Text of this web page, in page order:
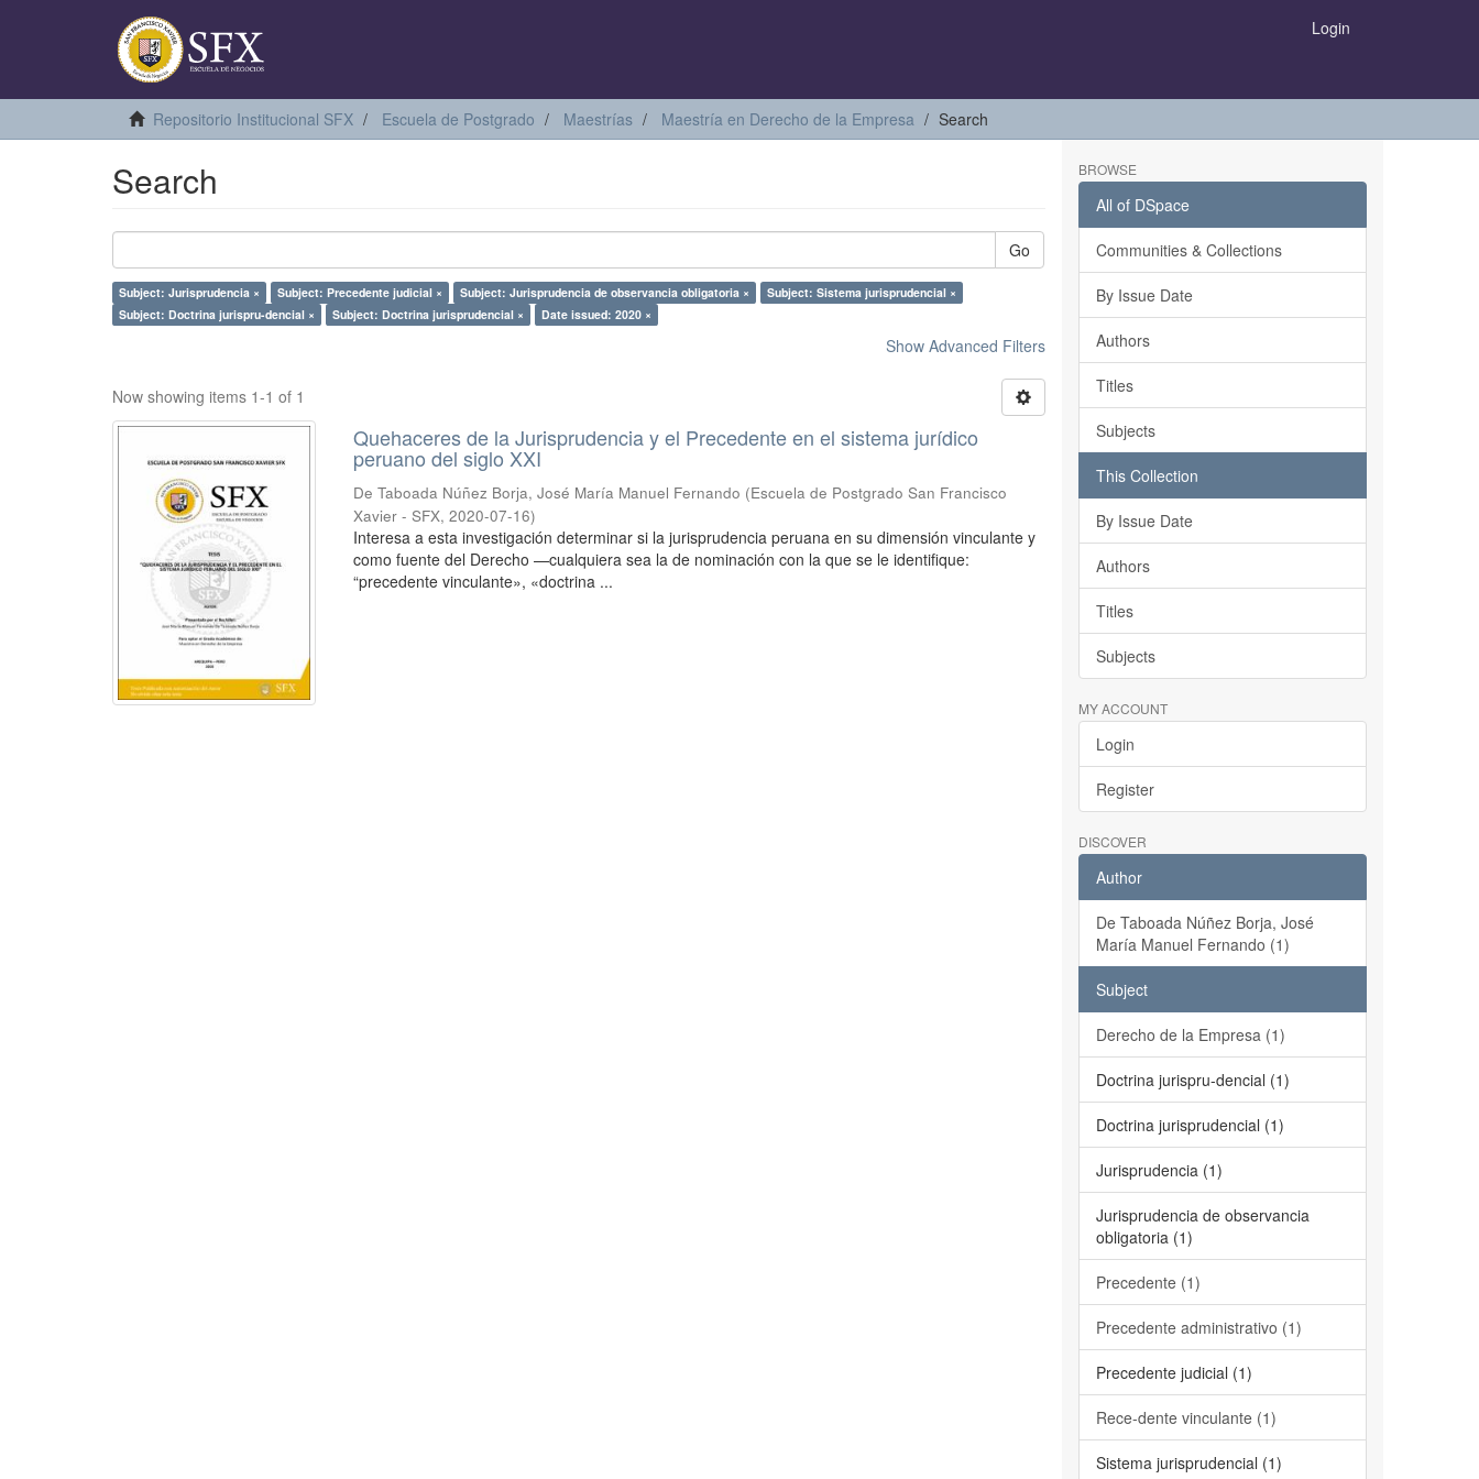
Login
Repositorio Institucional SFX Escuela de Postgrado Maestrías Maestría en Derecho de la Empresa Search
Search
Go
Subject: Jurisprudencia × Subject: Precedente judicial × Subject: Jurisprudencia de observancia obligatoria ×
Subject: Sistema jurisprudencial ×
Subject: Doctrina jurispru-dencial ×
Subject: Doctrina jurisprudencial × Date issued: 2020 ×
Show Advanced Filters
Now showing items 1-1 of 1
Quehaceres de la Jurisprudencia y el Precedente en el sistema jurídico
peruano del siglo XXI
De Taboada Núñez Borja, José María Manuel Fernando (Escuela de Postgrado San Francisco
Xavier - SFX,2020-07-16)
Interesa a esta investigación determinar si la jurisprudencia peruana en su dimensión vinculante y
como fuente del Derecho —cualquiera sea la de nominación con la que se le identifique:
“precedente vinculante», «doctrina ...
BROWSE
All of DSpace
Communities & Collections
By Issue Date
Authors
Titles
Subjects
This Collection
By Issue Date
Authors
Titles
Subjects
MY ACCOUNT
Login
Register
DISCOVER
Author
De Taboada Núñez Borja, José
María Manuel Fernando (1)
Subject
Derecho de la Empresa (1)
Doctrina jurispru-dencial (1)
Doctrina jurisprudencial (1)
Jurisprudencia (1)
Jurisprudencia de observancia
obligatoria (1)
Precedente (1)
Precedente administrativo (1)
Precedente judicial (1)
Rece-dente vinculante (1)
Sistema jurisprudencial (1)